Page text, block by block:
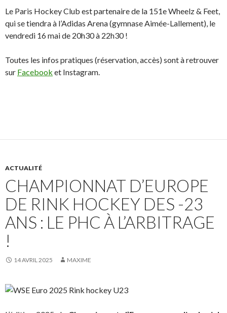
Le Paris Hockey Club est partenaire de la 151e Wheelz & Feet,
qui se tiendra à l’Adidas Arena (gymnase Aimée-Lallement), le
vendredi 16 mai de 20h30 à 22h30 !
Toutes les infos pratiques (réservation, accès) sont à retrouver
sur Facebook et Instagram.
ACTUALITÉ
CHAMPIONNAT D’EUROPE
DE RINK HOCKEY DES -23
ANS : LE PHC À L’ARBITRAGE
!
14 AVRIL 2025 MAXIME